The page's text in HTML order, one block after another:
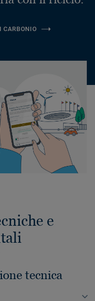
CARBONIO
e
tecnica